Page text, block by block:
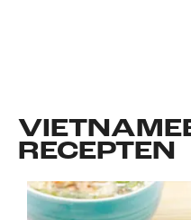
RECEPTEN